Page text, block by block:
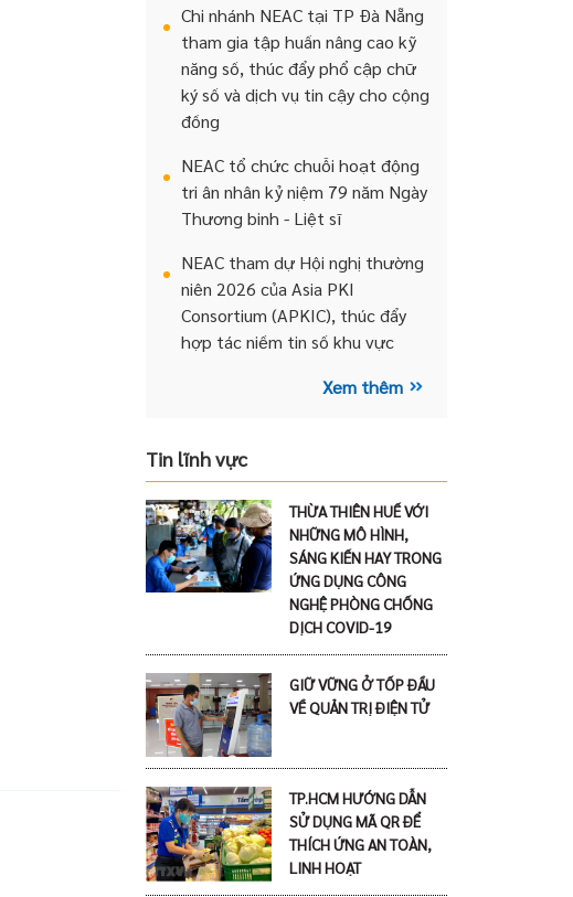
Chi nhánh NEAC tại TP Đà Nẵng
tham gia tập huấn nâng cao kỹ
năng số, thúc đẩy phổ cập chữ
ký số và dịch vụ tin cậy cho cộng
đồng
NEAC tổ chức chuỗi hoạt động
tri ân nhân kỷ niệm 79 năm Ngày
Thương binh - Liệt sĩ
NEAC tham dự Hội nghị thường
niên 2026 của Asia PKI
Consortium (APKIC), thúc đẩy
hợp tác niềm tin số khu vực
Xem thêm
Tin lĩnh vực
THỪA THIÊN HUẾ VỚI
NHỮNG MÔ HÌNH,
SÁNG KIẾN HAY TRONG
ỨNG DỤNG CÔNG
NGHỆ PHÒNG CHỐNG
DỊCH COVID-19
GIỮ VỮNG Ở TỐP ĐẦU
VỀ QUẢN TRỊ ĐIỆN TỬ
TP.HCM HƯỚNG DẪN
SỬ DỤNG MÃ QR ĐỂ
THÍCH ỨNG AN TOÀN,
LINH HOẠT